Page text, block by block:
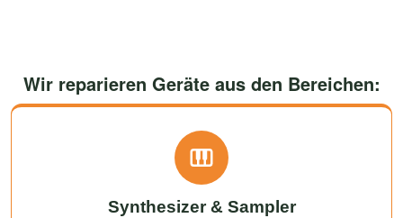
Wir reparieren Geräte aus den Bereichen:
Synthesizer & Sampler